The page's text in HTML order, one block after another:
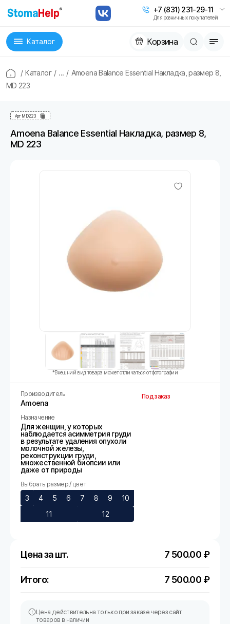
+7 (831) 231-29-11
Для розничных покупателей
Каталог Корзина
/ Каталог / ... / Amoena Balance Essential Накладка, размер 8,
MD 223
Арт MD 223
Amoena Balance Essential Накладка, размер 8,
MD 223
*Внешний вид товара может отличаться от фотографии
Производитель
Amoena
Назначение
Для женщин, у которых
наблюдается асимметрия груди
в результате удаления опухоли
молочной железы,
реконструкции груди,
множественной биопсии или
даже от природы
Выбрать размер / цвет
3 4 5 6 7 8 9
10
11
12
Под заказ
Цена за шт. 7 500.00 ₽
Итого: 7 500.00 ₽
Цена действительна только при заказе через сайт
товаров в наличии